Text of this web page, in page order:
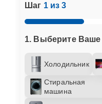
Шаг 1 из 3
1. Выберите Ваше
Холодильник
Стиральная
машина